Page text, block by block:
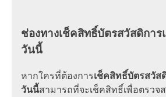
ช่องทางเช็คสิทธิ์บัตรสวัสดิกา
วันนี้
หากใครที่ต้องการเช็คสิทธิ์บัตรสวัส
วันนี้สามารถที่จะเช็คสิทธิ์เพื่อตรวจ